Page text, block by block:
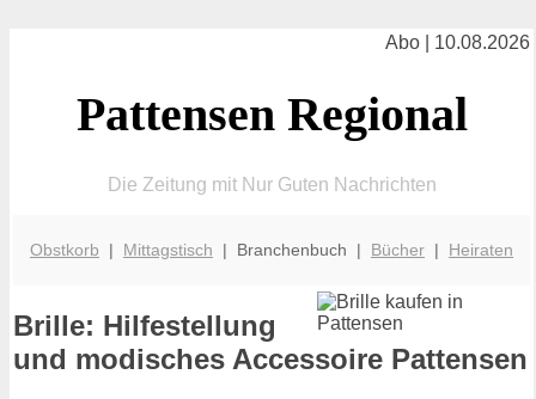
Abo | 10.08.2026
Pattensen Regional
Die Zeitung mit Nur Guten Nachrichten
Obstkorb | Mittagstisch | Branchenbuch | Bücher | Heiraten
Brille: Hilfestellung
und modisches Accessoire Pattensen